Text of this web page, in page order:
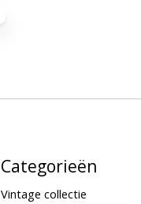
Categorieën
Vintage collectie